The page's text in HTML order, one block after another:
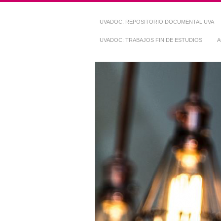
UVADOC: REPOSITORIO DOCUMENTAL UVA
UVADOC: TRABAJOS FIN DE ESTUDIOS
Repositorio
~ UVaDOC